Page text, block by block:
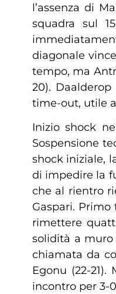
l’assenza di
squadra sul
diagonale
tempo, ma
20).
time-out, utile
Inizio shock
Sospensione
shock iniziale,
di impedire la
che al rientro
Gaspari.
rimettere
solidità a muro
chiamata da
Egonu (22-
incontro per 3-0